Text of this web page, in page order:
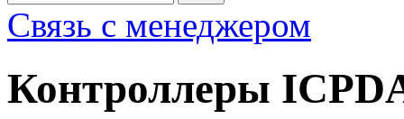
Связь с менеджером
Контроллеры